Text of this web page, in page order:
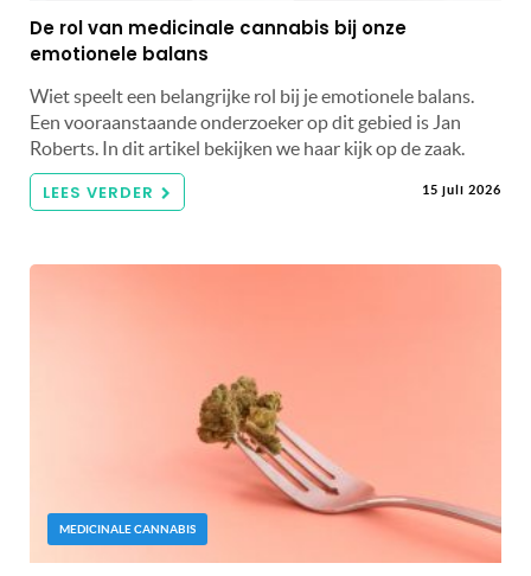
De rol van medicinale cannabis bij onze
emotionele balans
Wiet speelt een belangrijke rol bij je emotionele balans.
Een vooraanstaande onderzoeker op dit gebied is Jan
Roberts. In dit artikel bekijken we haar kijk op de zaak.
LEES VERDER 15 juli 2026
MEDICINALE CANNABIS